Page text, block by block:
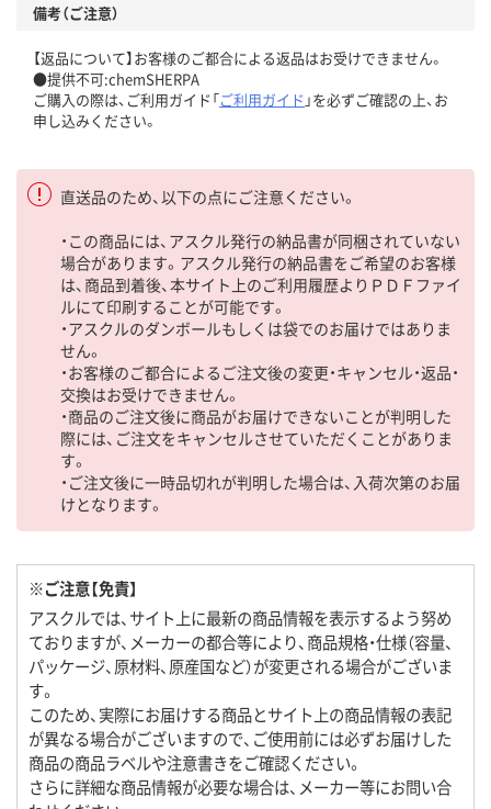
備考（ご注意）
【返品について】お客様のご都合による返品はお受けできません。
●提供不可:chemSHERPA
ご購入の際は、ご利用ガイド「ご利用ガイド 」を必ずご確認の上、お
申し込みください。
直送品のため、以下の点にご注意ください。
・この商品には、アスクル発行の納品書が同梱されていない
場合があります。アスクル発行の納品書をご希望のお客様
は、商品到着後、本サイト上のご利用履歴よりＰＤＦファイ
ルにて印刷することが可能です。
・アスクルのダンボールもしくは袋でのお届けではありま
せん。
・お客様のご都合によるご注文後の変更・キャンセル・返品・
交換はお受けできません。
・商品のご注文後に商品がお届けできないことが判明した
際には、ご注文をキャンセルさせていただくことがありま
す。
・ご注文後に一時品切れが判明した場合は、入荷次第のお届
けとなります。
※ご注意【免責】
アスクルでは、サイト上に最新の商品情報を表示するよう努め
ておりますが、メーカーの都合等により、商品規格・仕様（容量、
パッケージ、原材料、原産国など）が変更される場合がございま
す。
このため、実際にお届けする商品とサイト上の商品情報の表記
が異なる場合がございますので、ご使用前には必ずお届けした
商品の商品ラベルや注意書きをご確認ください。
さらに詳細な商品情報が必要な場合は、メーカー等にお問い合